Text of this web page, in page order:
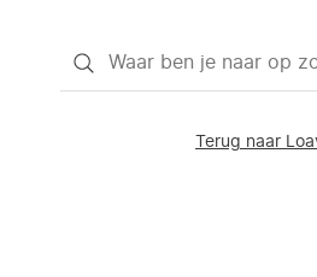
Waar
Terug naar